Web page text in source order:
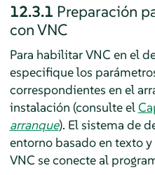
12.3.1 Preparación
con VNC
Para habilitar VNC en el
especifique los
correspondientes en el
instalación (consulte el
arranque). El sistema de
entorno basado en texto
VNC se conecte al